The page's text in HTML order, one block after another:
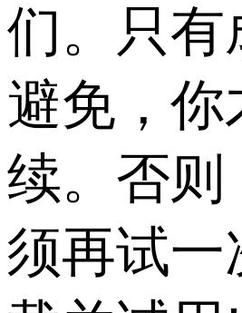
们。只有
避免，你
续。否则
须再试一